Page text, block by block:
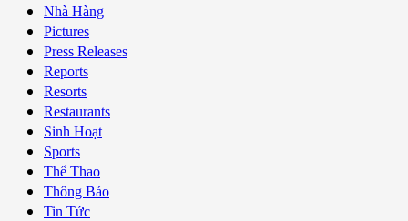
Nhà Hàng
Pictures
Press Releases
Reports
Resorts
Restaurants
Sinh Hoạt
Sports
Thể Thao
Thông Báo
Tin Tức